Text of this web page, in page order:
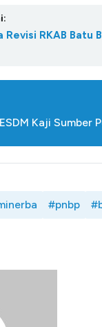
RKAB Batu
Kaji Sumber
#pnbp